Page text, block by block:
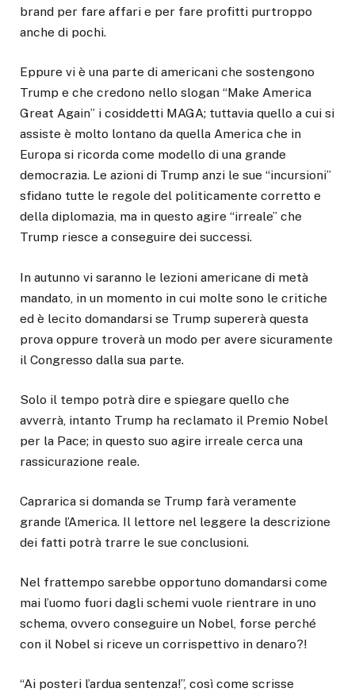
brand per fare affari e per fare profitti purtroppo
anche di pochi.
Eppure vi è una parte di americani che sostengono
Trump e che credono nello slogan “Make America
Great Again” i cosiddetti MAGA; tuttavia quello a cui si
assiste è molto lontano da quella America che in
Europa si ricorda come modello di una grande
democrazia. Le azioni di Trump anzi le sue “incursioni”
sfidano tutte le regole del politicamente corretto e
della diplomazia, ma in questo agire “irreale” che
Trump riesce a conseguire dei successi.
In autunno vi saranno le lezioni americane di metà
mandato, in un momento in cui molte sono le critiche
ed è lecito domandarsi se Trump supererà questa
prova oppure troverà un modo per avere sicuramente
il Congresso dalla sua parte.
Solo il tempo potrà dire e spiegare quello che
avverrà, intanto Trump ha reclamato il Premio Nobel
per la Pace; in questo suo agire irreale cerca una
rassicurazione reale.
Caprarica si domanda se Trump farà veramente
grande l’America. Il lettore nel leggere la descrizione
dei fatti potrà trarre le sue conclusioni.
Nel frattempo sarebbe opportuno domandarsi come
mai l’uomo fuori dagli schemi vuole rientrare in uno
schema, ovvero conseguire un Nobel, forse perché
con il Nobel si riceve un corrispettivo in denaro?!
“Ai posteri l’ardua sentenza!”, così come scrisse